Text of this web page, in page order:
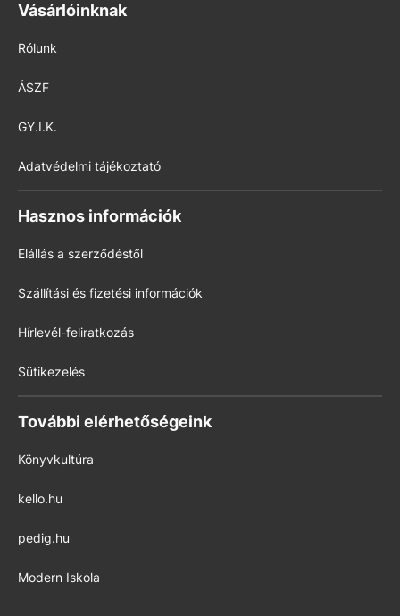
Vásárlóinknak
Rólunk
ÁSZF
GY.I.K.
Adatvédelmi tájékoztató
Hasznos információk
Elállás a szerződéstől
Szállítási és fizetési információk
Hírlevél-feliratkozás
Sütikezelés
További elérhetőségeink
Könyvkultúra
kello.hu
pedig.hu
Modern Iskola